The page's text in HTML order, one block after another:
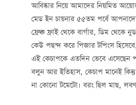
আবিষ্কার নিয়ে আমাদের নিয়মিত
মেড ইন চায়নার ৫৫তম পর্বে
ফ্রেঞ্চ ফ্রাই থেকে বার্গার, ডিম
কেউ পছন্দ করে পিজার টপিংস
এই কেচাপকে এতদিন ভেবে এসেছেন
বলুন আর ইতিহাস, কেচাপ মানেই
না কোনো টমেটো। বরং ছিল মাছ,